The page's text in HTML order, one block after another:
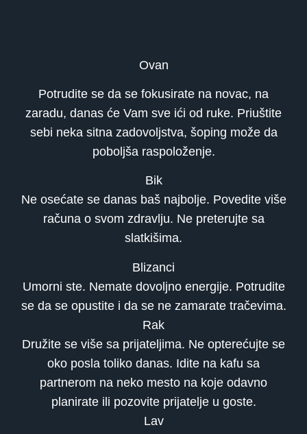
Ovan
Potrudite se da se fokusirate na novac, na
zaradu, danas će Vam sve ići od ruke. Priuštite
sebi neka sitna zadovoljstva, šoping može da
poboljša raspoloženje.
Bik
Ne osećate se danas baš najbolje. Povedite više
računa o svom zdravlju. Ne preterujte sa
slatkišima.
Blizanci
Umorni ste. Nemate dovoljno energije. Potrudite
se da se opustite i da se ne zamarate tračevima.
Rak
Družite se više sa prijateljima. Ne opterećujte se
oko posla toliko danas. Idite na kafu sa
partnerom na neko mesto na koje odavno
planirate ili pozovite prijatelje u goste.
Lav